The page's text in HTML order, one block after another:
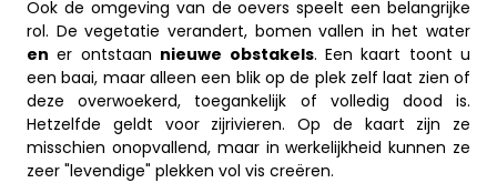
Ook de omgeving van de oevers speelt een belangrijke
rol. De vegetatie verandert, bomen vallen in het water
en er ontstaan nieuwe obstakels. Een kaart toont u
een baai, maar alleen een blik op de plek zelf laat zien of
deze overwoekerd, toegankelijk of volledig dood is.
Hetzelfde geldt voor zijrivieren. Op de kaart zijn ze
misschien onopvallend, maar in werkelijkheid kunnen ze
zeer "levendige" plekken vol vis creëren.